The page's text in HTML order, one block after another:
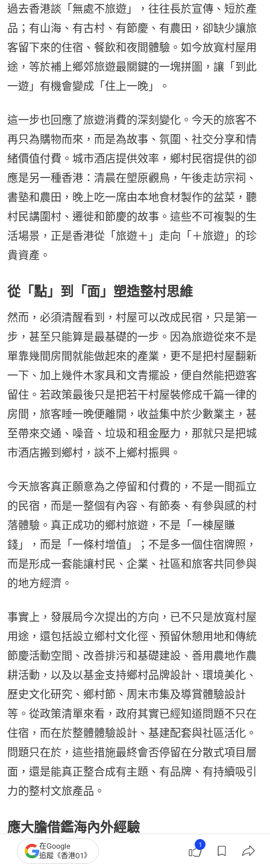
過去香港談「無處不旅遊」，往往長於宣傳、短於產
品；有山海、有古村、有節慶、有農田，卻缺少讓旅
客留下來的住宿、餐飲和夜間體驗。如今放寬村屋用
途，等於補上鄉郊旅遊最關鍵的一塊拼圖，讓「到此
一遊」有機會變成「住上一晚」。
這一步也回應了旅遊消費的深刻變化。今天的旅客不
再只為購物而來，而是為故事、氛圍、社交分享和情
緒價值付費。城市酒店提供效率，鄉村民宿提供的卻
應是另一種香港：清晨在塱原觀鳥，午後走訪宗祠、
書塾和農田，晚上吃一席由本地食材製作的盆菜，聽
村民講圍村、遷徙和節慶的故事。這些不可複製的生
活場景，正是香港從「旅遊＋」走向「＋旅遊」的珍
貴資產。
從「點」到「面」塑造整村思維
然而，必須清醒看到，村屋可以改成民宿，只是第一
步，甚至只能算是最基礎的一步。因為旅遊從來不是
單靠幾間房間就能做起來的產業，更不是把村屋翻新
一下、加上幾件木家具和文青擺設，便自然能把遊客
留住。若政策最後只是把若干村屋裝修成千篇一律的
房間，旅客睡一晚便離開，收益集中於少數業主，甚
至帶來交通、噪音、垃圾和租金壓力，那就只是把城
市酒店搬到鄉村，談不上鄉村振興。
今天旅客真正願意為之停留和付費的，不是一間孤立
的民宿，而是一整個有內容、有節奏、有參與感的村
落體驗。真正成功的鄉村旅遊，不是「一棟屋賺
錢」，而是「一條村增值」；不是多一個住宿牌照，
而是形成一套能讓村民、企業、社區和旅客共同參與
的地方經濟。
事實上，發展局今次提出的方向，已不只是放寬村屋
用途，還包括設立鄉村文化徑、預留休憩用地和傳統
節慶活動空間、改善排污和基礎建設、善用農地作農
耕活動，以及以基金支持鄉村品牌設計、環境美化、
歷史文化研究、鄉村節、周末市集及導賞體驗設計
等。從政策清單來看，政府其實已經知道問題不只在
住宿，而在於整體體驗設計、基建配套與社區活化。
問題只在於，這些措施最終會否停留在分散式項目層
面，還是能真正整合成有主題、有品牌、有持續吸引
力的整村文旅產品。
應大膽借鑑海內外經驗
內地和海外不少實踐已說明這一點。雲南普洱的「美
在Google
追蹤《香港01》
1